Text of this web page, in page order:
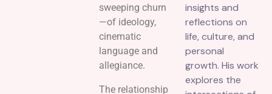
sweeping churn
—of ideology,
cinematic
language and
allegiance.
The relationship
insights and
reflections on
life, culture, and
personal
growth. His work
explores the